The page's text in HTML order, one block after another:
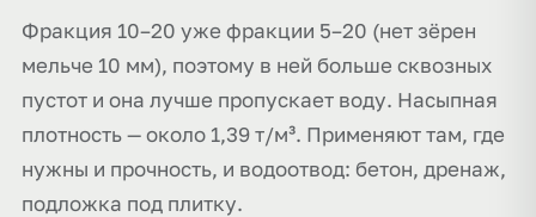
Фракция 10–20 уже фракции 5–20 (нет зёрен
мельче 10 мм), поэтому в ней больше сквозных
пустот и она лучше пропускает воду. Насыпная
плотность — около 1,39 т/м³. Применяют там, где
нужны и прочность, и водоотвод: бетон, дренаж,
подложка под плитку.